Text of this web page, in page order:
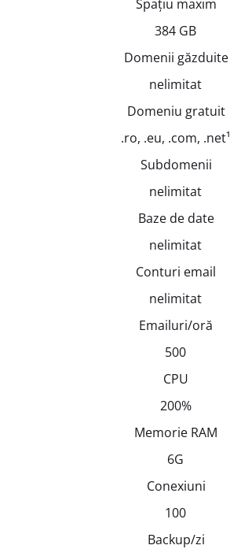
Spațiu maxim
384 GB
Domenii găzduite
nelimitat
Domeniu gratuit
.ro, .eu, .com, .net¹
Subdomenii
nelimitat
Baze de date
nelimitat
Conturi email
nelimitat
Emailuri/oră
500
CPU
200%
Memorie RAM
6G
Conexiuni
100
Backup/zi